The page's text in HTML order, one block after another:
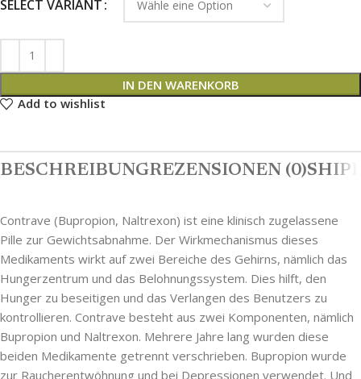
SELECT VARIANT
IN DEN WARENKORB
Add to wishlist
BESCHREIBUNGREZENSIONEN (0)
Contrave (Bupropion, Naltrexon) ist eine klinisch zugelassene
Pille zur Gewichtsabnahme. Der Wirkmechanismus dieses
Medikaments wirkt auf zwei Bereiche des Gehirns, nämlich das
Hungerzentrum und das Belohnungssystem. Dies hilft, den
Hunger zu beseitigen und das Verlangen des Benutzers zu
kontrollieren. Contrave besteht aus zwei Komponenten, nämlich
Bupropion und Naltrexon. Mehrere Jahre lang wurden diese
beiden Medikamente getrennt verschrieben. Bupropion wurde
zur Raucherentwöhnung und bei Depressionen verwendet. Und